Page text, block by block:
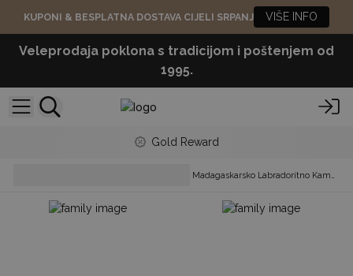
KUPONI & BESPLATNA DOSTAVA CIJELI SRPANJ VIŠE INFO
Veleprodaja poklona s tradicijom i poštenjem od
1995.
Gold Reward